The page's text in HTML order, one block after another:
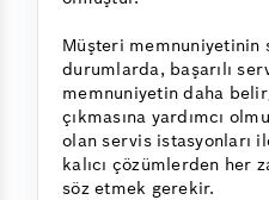
Müşteri memnuniyetinin
durumlarda, başarılı
memnuniyetin daha
çıkmasına yardımcı
olan servis istasyonları
kalıcı çözümlerden her
söz etmek gerekir.